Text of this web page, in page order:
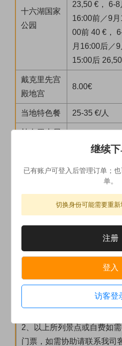
十六湖国家
公园
23,50 €， 6-8
16:00前／9月
00前 40 €，
月16:00后／9
15:00后
戴克里先宫
殿地宫
8.00€
当地特色餐 25-35 €/人
杜布罗夫尼
中式午餐 15-20 €/人
15-20 €/人
自费
1、价格仅供参考，均为景
季节变化会有浮动，具体以
2、以上所列景点或自费如
门票，如需协助请联系我司
继续
已有账户可登入后管理订单；
单。
切换身份可能需要重新
注册
登入
访客登